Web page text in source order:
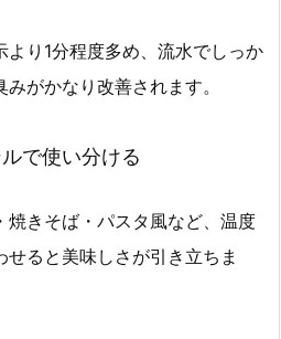
り1分程度多め、流水でしっか
がかなり改善されます。
で使い分ける
焼きそば・パスタ風など、温度
ると美味しさが引き立ちま